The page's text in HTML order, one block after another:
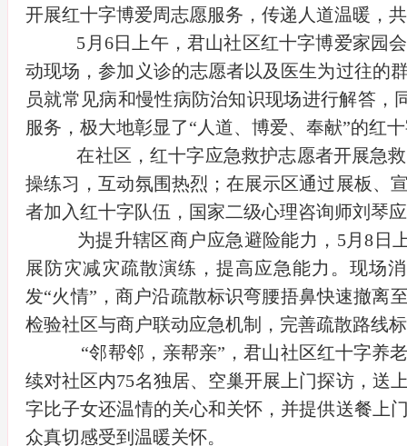
开展红十字博爱周志愿服务，传递人道温暖，
5月6日上午，君山社区红十字博爱家园
动现场，参加义诊的志愿者以及医生为过往的
员就常见病和慢性病防治知识现场进行解答
服务，极大地彰显了“人道、博爱、奉献”的红
在社区，红十字应急救护志愿者开展急
操练习，互动氛围热烈；在展示区通过展板、
者加入红十字队伍，国家二级心理咨询师刘琴
为提升辖区商户应急避险能力，5月8日
展防灾减灾疏散演练，提高应急能力。现场
发“火情”，商户沿疏散标识弯腰捂鼻快速撤离
检验社区与商户联动应急机制，完善疏散路线
“邻帮邻，亲帮亲”，君山社区红十字养
续对社区内75名独居、空巢开展上门探访，送
字比子女还温情的关心和关怀，并提供送餐上
众真切感受到温暖关怀。